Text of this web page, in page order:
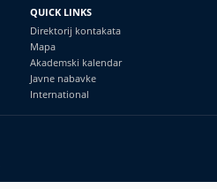
QUICK LINKS
Direktorij kontakata
Mapa
Akademski kalendar
Javne nabavke
International